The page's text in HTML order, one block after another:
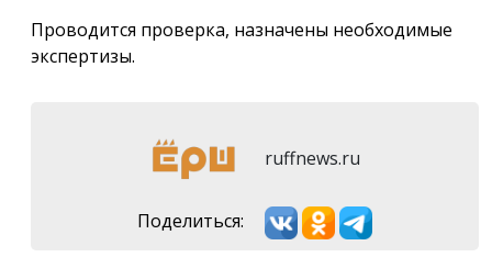
Проводится проверка, назначены необходимые
экспертизы.
ruffnews.ru
Поделиться: